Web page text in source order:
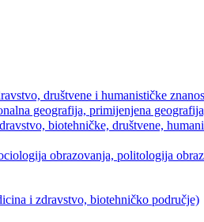
društvene i humanističke
geografija, primijenjena
biotehničke, društvene,
obrazovanja, politologija
i zdravstvo, biotehničko područje)